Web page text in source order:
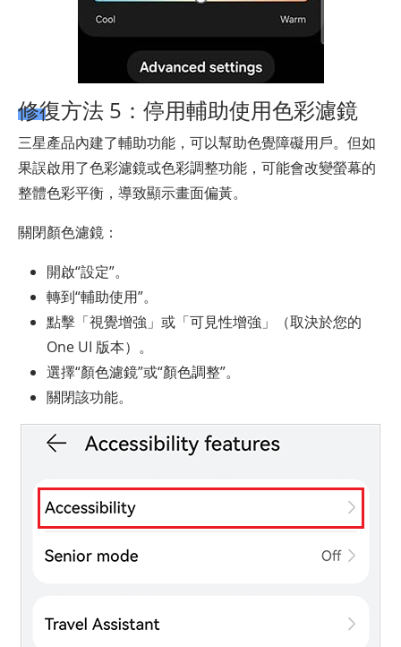
修復方法 5：停用輔助使用色彩濾鏡
三星產品內建了輔助功能，可以幫助色覺障礙用戶。但如
果誤啟用了色彩濾鏡或色彩調整功能，可能會改變螢幕的
整體色彩平衡，導致顯示畫面偏黃。
關閉顏色濾鏡：
開啟“設定”。
轉到“輔助使用”。
點擊「視覺增強」或「可見性增強」（取決於您的
One UI 版本）。
選擇“顏色濾鏡”或“顏色調整”。
關閉該功能。